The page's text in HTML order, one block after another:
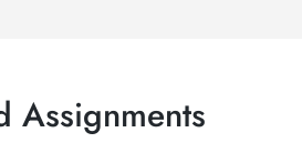
Assignments